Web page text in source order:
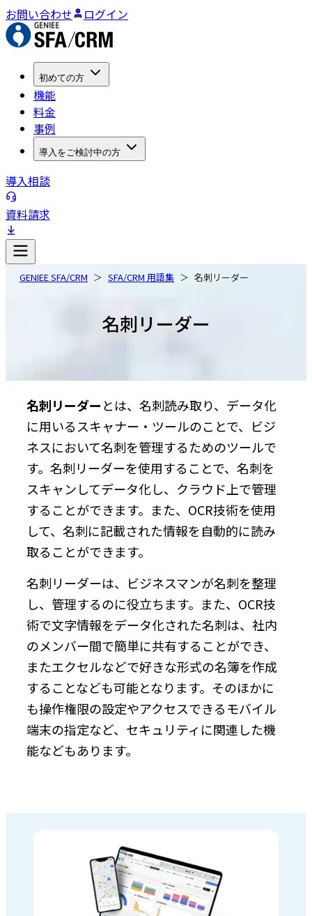
お問い合わせ ログイン
初めての方
機能
料金
事例
導入をご検討中の方
導入相談
資料請求
GENIEE SFA/CRM SFA/CRM 用語集 名刺リーダー
名刺リーダー
名刺リーダーとは、名刺読み取り、データ化
に用いるスキャナー・ツールのことで、ビジ
ネスにおいて名刺を管理するためのツールで
す。名刺リーダーを使用することで、名刺を
スキャンしてデータ化し、クラウド上で管理
することができます。また、OCR技術を使用
して、名刺に記載された情報を自動的に読み
取ることができます。
名刺リーダーは、ビジネスマンが名刺を整理
し、管理するのに役立ちます。また、OCR技
術で文字情報をデータ化された名刺は、社内
のメンバー間で簡単に共有することができ、
またエクセルなどで好きな形式の名簿を作成
することなども可能となります。そのほかに
も操作権限の設定やアクセスできるモバイル
端末の指定など、セキュリティに関連した機
能などもあります。